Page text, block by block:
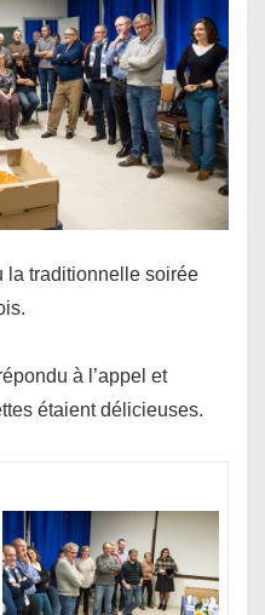
la traditionnelle soirée
à l’appel et
étaient délicieuses.